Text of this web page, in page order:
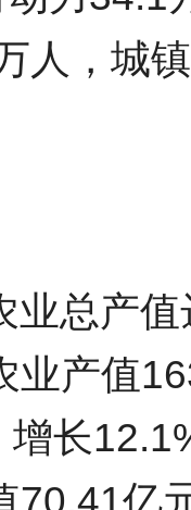
人，城
业总产
业产值
长
70.41亿